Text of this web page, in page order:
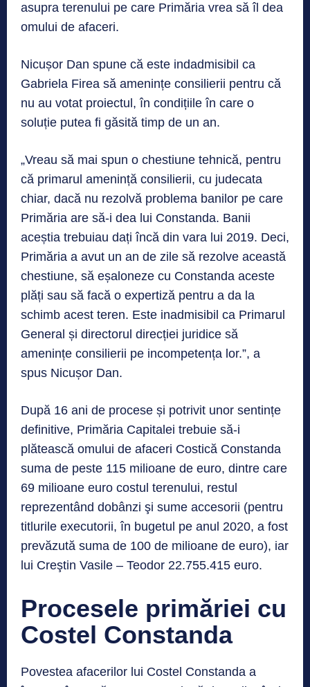
asupra terenului pe care Primăria vrea să îl dea
omului de afaceri.
Nicușor Dan spune că este indadmisibil ca
Gabriela Firea să amenințe consilierii pentru că
nu au votat proiectul, în condițiile în care o
soluție putea fi găsită timp de un an.
„Vreau să mai spun o chestiune tehnică, pentru
că primarul amenință consilierii, cu judecata
chiar, dacă nu rezolvă problema banilor pe care
Primăria are să-i dea lui Constanda. Banii
aceștia trebuiau dați încă din vara lui 2019. Deci,
Primăria a avut un an de zile să rezolve această
chestiune, să eșaloneze cu Constanda aceste
plăți sau să facă o expertiză pentru a da la
schimb acest teren. Este inadmisibil ca Primarul
General și directorul direcției juridice să
amenințe consilierii pe incompetența lor.”, a
spus Nicușor Dan.
După 16 ani de procese și potrivit unor sentințe
definitive, Primăria Capitalei trebuie să-i
plătească omului de afaceri Costică Constanda
suma de peste 115 milioane de euro, dintre care
69 milioane euro costul terenului, restul
reprezentând dobânzi şi sume accesorii (pentru
titlurile executorii, în bugetul pe anul 2020, a fost
prevăzută suma de 100 de milioane de euro), iar
lui Creştin Vasile – Teodor 22.755.415 euro.
Procesele primăriei cu
Costel Constanda
Povestea afacerilor lui Costel Constanda a